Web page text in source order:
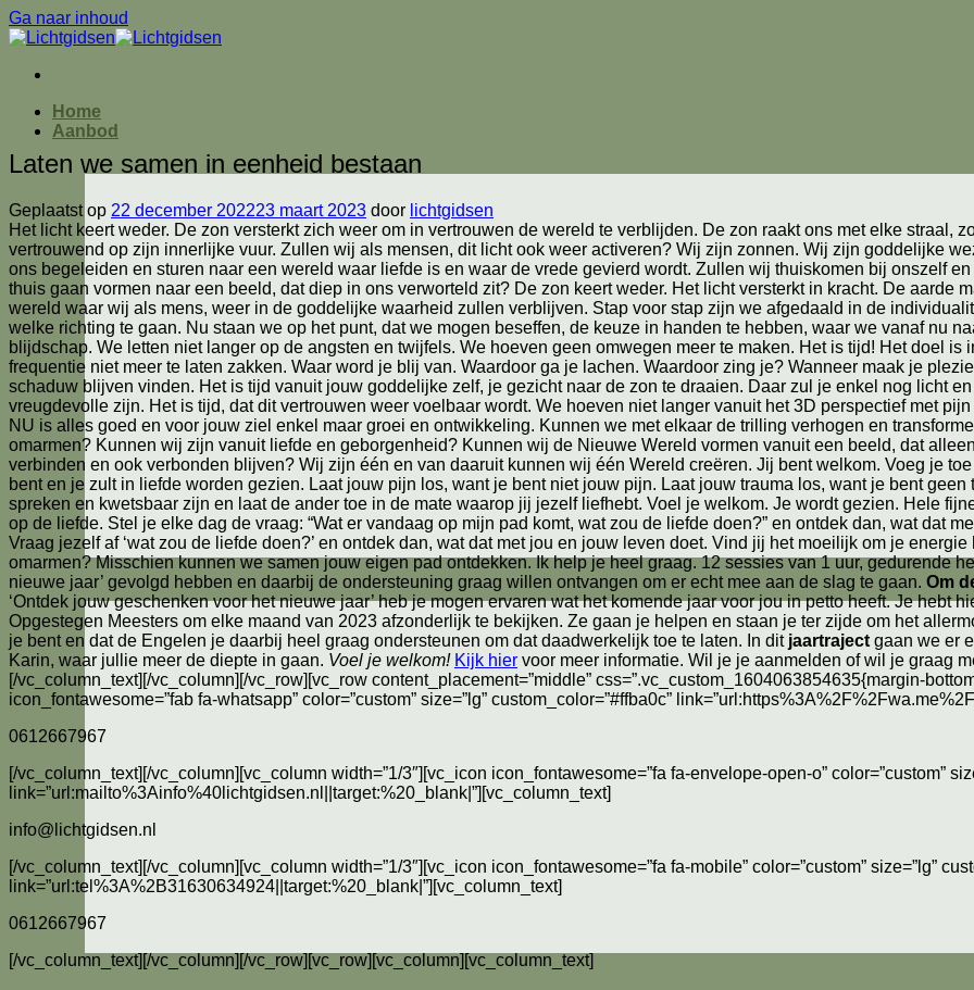
Ga naar inhoud
Home
Aanbod
Laten we samen in eenheid bestaan
Geplaatst op 22 december 202223 maart 2023 door lichtgidsen
Het licht keert weder. De zon versterkt zich weer om in vertrouwen de wereld te verblijden. De zon raakt ons met elke straal,
vertrouwend op zijn innerlijke vuur. Zullen wij als mensen, dit licht ook weer activeren? Wij zijn zonnen. Wij zijn goddelijke
ons begeleiden en sturen naar een wereld waar liefde is en waar de vrede gevierd wordt. Zullen wij thuiskomen bij onszelf
thuis gaan vormen naar een beeld, dat diep in ons verworteld zit? De zon keert weder. Het licht versterkt in kracht. De aarde
wereld waar wij als mens, weer in de goddelijke waarheid zullen verblijven. Stap voor stap zijn we afgedaald in de
welke richting te gaan. Nu staan we op het punt, dat we mogen beseffen, de keuze in handen te hebben, waar we vanaf nu
blijdschap. We letten niet langer op de angsten en twijfels. We hoeven geen omwegen meer te maken. Het is tijd! Het doel
frequentie niet meer te laten zakken. Waar word je blij van. Waardoor ga je lachen. Waardoor zing je? Wanneer maak je
schaduw blijven vinden. Het is tijd vanuit jouw goddelijke zelf, je gezicht naar de zon te draaien. Daar zul je enkel nog licht
vreugdevolle zijn. Het is tijd, dat dit vertrouwen weer voelbaar wordt. We hoeven niet langer vanuit het 3D perspectief met
NU is alles goed en voor jouw ziel enkel maar groei en ontwikkeling. Kunnen we met elkaar de trilling verhogen en
omarmen? Kunnen wij zijn vanuit liefde en geborgenheid? Kunnen wij de Nieuwe Wereld vormen vanuit een beeld, dat
verbinden en ook verbonden blijven? Wij zijn één en van daaruit kunnen wij één Wereld creëren. Jij bent welkom. Voeg je
bent en je zult in liefde worden gezien. Laat jouw pijn los, want je bent niet jouw pijn. Laat jouw trauma los, want je bent
spreken en kwetsbaar zijn en laat de ander toe in de mate waarop jij jezelf liefhebt. Voel je welkom. Je wordt gezien. Hele
op de liefde. Stel je elke dag de vraag: “Wat er vandaag op mijn pad komt, wat zou de liefde doen?” en ontdek dan, wat dat
Vraag jezelf af ‘wat zou de liefde doen?’ en ontdek dan, wat dat met jou en jouw leven doet. Vind jij het moeilijk om je
omarmen? Misschien kunnen we samen jouw eigen pad ontdekken. Ik help je heel graag. 12 sessies van 1 uur, gedurende
nieuwe jaar’ gevolgd hebben en daarbij de ondersteuning graag willen ontvangen om er echt mee aan de slag te gaan. Om
‘Ontdek jouw geschenken voor het nieuwe jaar’ heb je mogen ervaren wat het komende jaar voor jou in petto heeft. Je hebt
Opgestegen Meesters om elke maand van 2023 afzonderlijk te bekijken. Ze gaan je helpen en staan je ter zijde om het
je bent en dat de Engelen je daarbij heel graag ondersteunen om dat daadwerkelijk toe te laten. In dit jaartraject gaan we er
Karin, waar jullie meer de diepte in gaan. Voel je welkom! Kijk hier voor meer informatie. Wil je je aanmelden of wil je graag
[/vc_column_text][/vc_column][/vc_row][vc_row content_placement=”middle” css=”.vc_custom_1604063854635{margin-
icon_fontawesome=”fab fa-whatsapp” color=”custom” size=”lg” custom_color=”#ffba0c”
0612667967
[/vc_column_text][/vc_column][vc_column width=”1/3″][vc_icon icon_fontawesome=”fa fa-envelope-open-o” color=”custom”
link=”url:mailto%3Ainfo%40lichtgidsen.nl||target:%20_blank|”][vc_column_text]
info@lichtgidsen.nl
[/vc_column_text][/vc_column][vc_column width=”1/3″][vc_icon icon_fontawesome=”fa fa-mobile” color=”custom” size=”lg”
link=”url:tel%3A%2B31630634924||target:%20_blank|”][vc_column_text]
0612667967
[/vc_column_text][/vc_column][/vc_row][vc_row][vc_column][vc_column_text]